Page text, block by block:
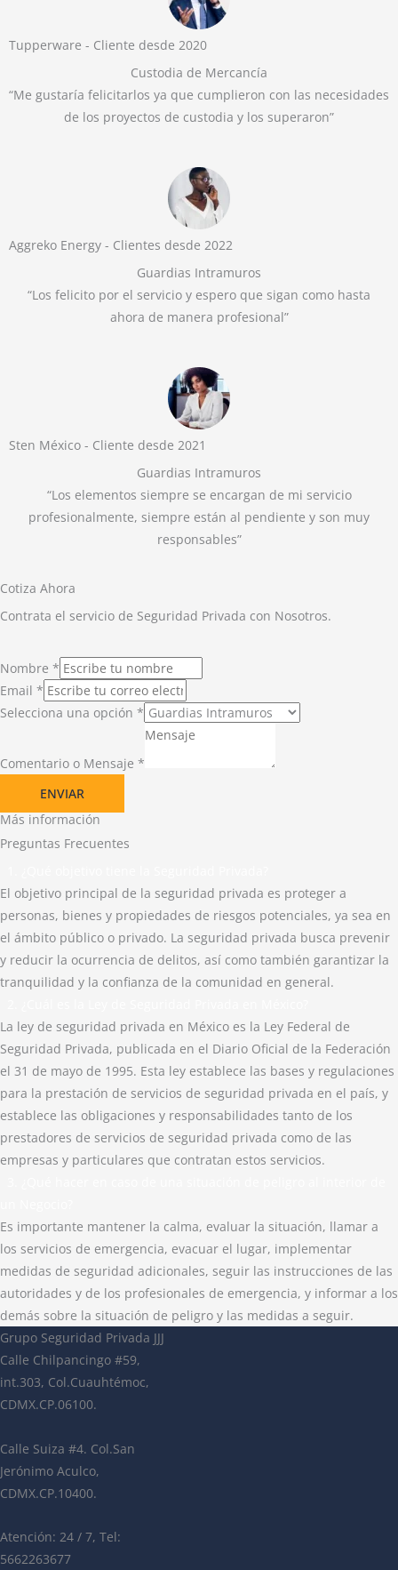
Tupperware - Cliente desde 2020
Custodia de Mercancía
“Me gustaría felicitarlos ya que cumplieron con las necesidades
de los proyectos de custodia y los superaron”
Aggreko Energy - Clientes desde 2022
Guardias Intramuros
“Los felicito por el servicio y espero que sigan como hasta
ahora de manera profesional”
Sten México - Cliente desde 2021
Guardias Intramuros
“Los elementos siempre se encargan de mi servicio
profesionalmente, siempre están al pendiente y son muy
responsables”
Cotiza Ahora
Contrata el servicio de Seguridad Privada con Nosotros.
Nombre *
Email *
Selecciona una opción *
Comentario o Mensaje *
ENVIAR
Más información
Preguntas Frecuentes
El objetivo principal de la seguridad privada es proteger a
personas, bienes y propiedades de riesgos potenciales, ya sea en
el ámbito público o privado. La seguridad privada busca prevenir
y reducir la ocurrencia de delitos, así como también garantizar la
tranquilidad y la confianza de la comunidad en general.
La ley de seguridad privada en México es la Ley Federal de
Seguridad Privada, publicada en el Diario Oficial de la Federación
el 31 de mayo de 1995. Esta ley establece las bases y regulaciones
para la prestación de servicios de seguridad privada en el país, y
establece las obligaciones y responsabilidades tanto de los
prestadores de servicios de seguridad privada como de las
empresas y particulares que contratan estos servicios.
Es importante mantener la calma, evaluar la situación, llamar a
los servicios de emergencia, evacuar el lugar, implementar
medidas de seguridad adicionales, seguir las instrucciones de las
autoridades y de los profesionales de emergencia, y informar a los
demás sobre la situación de peligro y las medidas a seguir.
Grupo Seguridad Privada JJJ
Calle Chilpancingo #59,
int.303, Col.Cuauhtémoc,
CDMX.CP.06100.
Calle Suiza #4. Col.San
Jerónimo Aculco,
CDMX.CP.10400.
Atención: 24 / 7, Tel:
5662263677